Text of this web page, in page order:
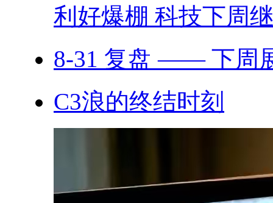
利好爆棚 科技下周
8-31 复盘 —— 下周
C3浪的终结时刻